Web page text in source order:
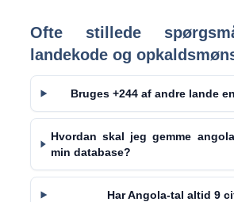
Ofte stillede
landekode og
Bruges +244 af andre lande
Hvordan skal jeg gemme
min database?
Har Angola-tal altid 9